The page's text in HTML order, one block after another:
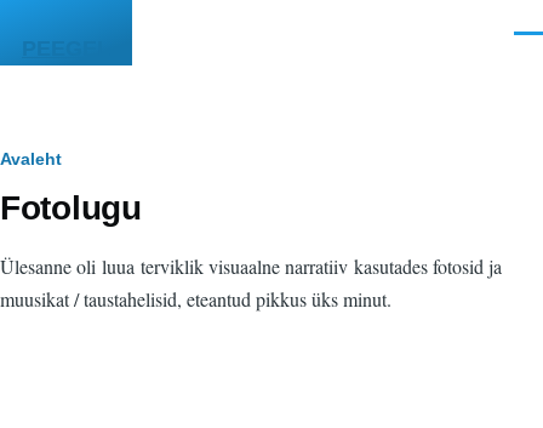
PEEGEL
Leivapuru
Avaleht
Fotolugu
Ülesanne oli luua terviklik visuaalne narratiiv kasutades fotosid ja
muusikat / taustahelisid, eteantud pikkus üks minut.